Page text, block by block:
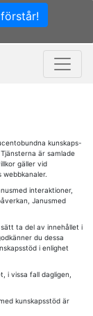
kunskaps-
är samlade
gäller vid
webbkanaler.
interaktioner,
Janusmed
ta del av innehållet i
du dessa
i enlighet
i vissa fall dagligen,
kunskapsstöd är